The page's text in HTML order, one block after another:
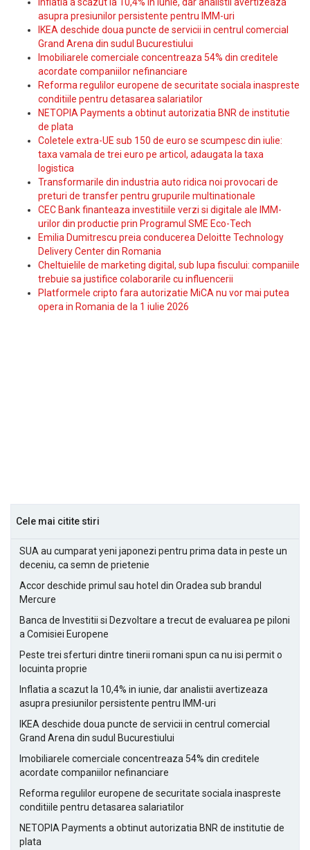
asupra presiunilor persistente pentru IMM-uri
IKEA deschide doua puncte de servicii in centrul comercial
Grand Arena din sudul Bucurestiului
Imobiliarele comerciale concentreaza 54% din creditele
acordate companiilor nefinanciare
Reforma regulilor europene de securitate sociala inaspreste
conditiile pentru detasarea salariatilor
NETOPIA Payments a obtinut autorizatia BNR de institutie
de plata
Coletele extra-UE sub 150 de euro se scumpesc din iulie:
taxa vamala de trei euro pe articol, adaugata la taxa
logistica
Transformarile din industria auto ridica noi provocari de
preturi de transfer pentru grupurile multinationale
CEC Bank finanteaza investitiile verzi si digitale ale IMM-
urilor din productie prin Programul SME Eco-Tech
Emilia Dumitrescu preia conducerea Deloitte Technology
Delivery Center din Romania
Cheltuielile de marketing digital, sub lupa fiscului: companiile
trebuie sa justifice colaborarile cu influencerii
Platformele cripto fara autorizatie MiCA nu vor mai putea
opera in Romania de la 1 iulie 2026
Cele mai citite stiri
SUA au cumparat yeni japonezi pentru prima data in peste un
deceniu, ca semn de prietenie
Accor deschide primul sau hotel din Oradea sub brandul
Mercure
Banca de Investitii si Dezvoltare a trecut de evaluarea pe piloni
a Comisiei Europene
Peste trei sferturi dintre tinerii romani spun ca nu isi permit o
locuinta proprie
Inflatia a scazut la 10,4% in iunie, dar analistii avertizeaza
asupra presiunilor persistente pentru IMM-uri
IKEA deschide doua puncte de servicii in centrul comercial
Grand Arena din sudul Bucurestiului
Imobiliarele comerciale concentreaza 54% din creditele
acordate companiilor nefinanciare
Reforma regulilor europene de securitate sociala inaspreste
conditiile pentru detasarea salariatilor
NETOPIA Payments a obtinut autorizatia BNR de institutie de
plata